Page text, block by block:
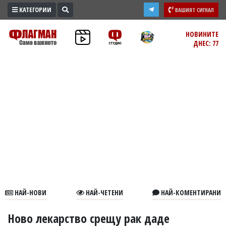
ПРОМО
ЗОНА
В
КАТЕГОРИИ ВАШИЯТ СИГНАЛ
НОВИНИТЕ
ДНЕС: 77
НАЙ-НОВИ НАЙ-ЧЕТЕНИ НАЙ-КОМЕНТИРАНИ
Ново лекарство срещу рак даде